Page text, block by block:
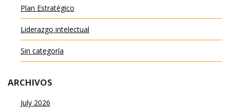
Plan Estratégico
Liderazgo intelectual
Sin categoría
ARCHIVOS
July 2026